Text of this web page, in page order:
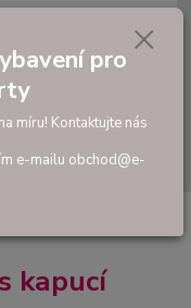
Hledat
0,00 Kč
kapucí
pro
míru! Kontaktujte nás
e-mailu obchod@e-